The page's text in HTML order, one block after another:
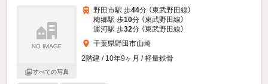
すべての写真
野田市駅 歩44分 （東武野田線）
梅郷駅 歩10分 （東武野田線）
運河駅 歩32分 （東武野田線）
千葉県野田市山崎
2階建 / 10年9ヶ月 / 軽量鉄骨